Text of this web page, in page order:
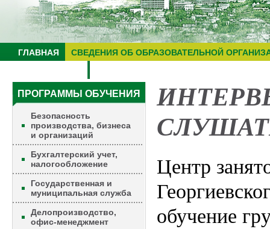
ГЛАВНАЯ
СВЕДЕНИЯ ОБ ОБРАЗОВАТЕЛЬНОЙ
ПРОГРАММЫ ОБУЧЕНИЯ
Безопасность
производства, бизнеса
и организаций
Бухгалтерский учет,
налогообложение
Государственная и
муниципальная служба
Делопроизводство,
офис-менеджмент
Центр
обучение